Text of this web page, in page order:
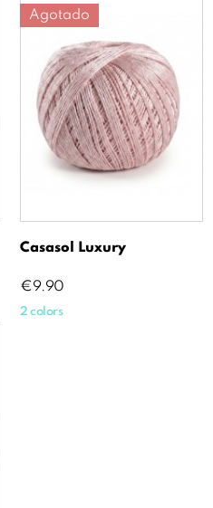
Casasol Luxury
Price
€9.90
2 colors
Agotado